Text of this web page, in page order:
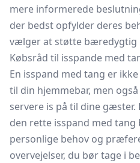
mere informerede
der bedst opfylder deres
vælger at støtte bæredygtig
Købsråd til isspande med
En isspand med tang er
til din hjemmebar, men
servere is på til dine
den rette isspand med tang
personlige behov og
overvejelser, du bør tage i